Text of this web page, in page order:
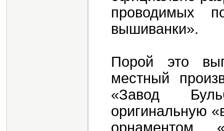
проводимых
вышиванки».
Порой это
местный
«Завод
оригинальную
орнаментом,